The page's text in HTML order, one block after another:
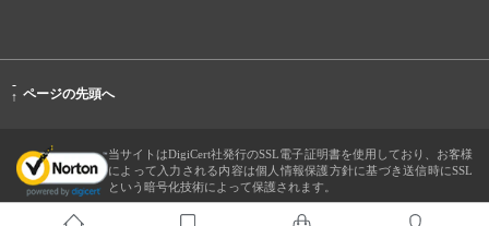
-
↑ ページの先頭へ
当サイトはDigiCert社発行のSSL電子証明書を使用しており、お客様
によって入力される内容は個人情報保護方針に基づき送信時にSSL
という暗号化技術によって保護されます。